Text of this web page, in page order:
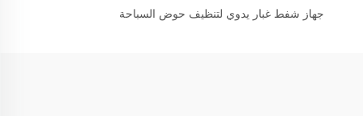
جهاز شفط غبار يدوي لتنظيف حوض السباحة